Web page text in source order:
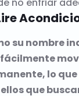
su nombre
lo
que